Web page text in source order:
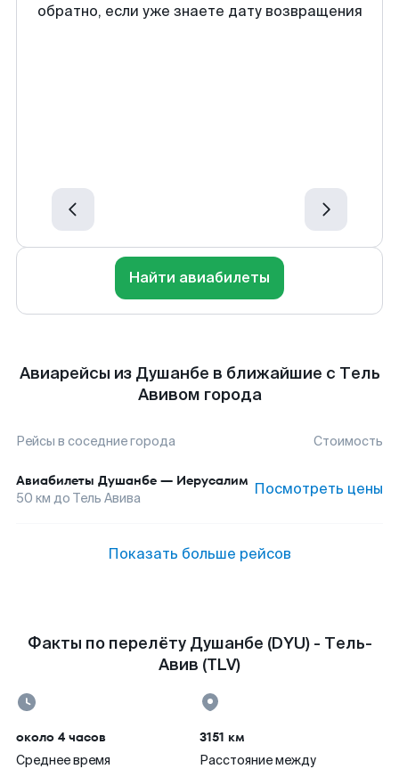
обратно, если уже знаете дату возвращения
Найти авиабилеты
Авиарейсы из Душанбе в ближайшие с Тель
Авивом города
Рейсы в соседние города Стоимость
Авиабилеты Душанбе — Иерусалим
50 км до Тель Авива Посмотреть цены
Показать больше рейсов
Факты по перелёту Душанбе (DYU) - Тель-
Авив (TLV)
около 4 часов
Среднее время
3151 км
Расстояние между